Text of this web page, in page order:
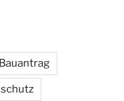
Bauantrag